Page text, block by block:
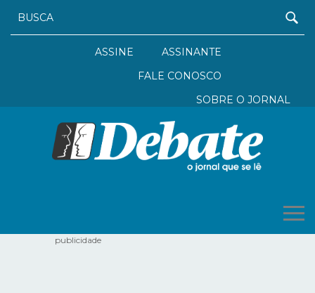
ASSINANTE
ASSINE
FALE CONOSCO
SOBRE O JORNAL
publicidade